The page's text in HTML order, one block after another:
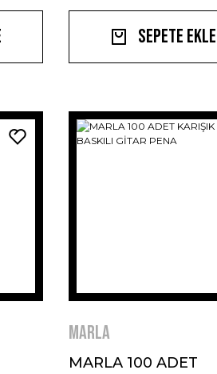
Sepete Ekle
MARLA
MARLA 100 ADET